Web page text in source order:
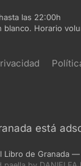
las 22:00h
Horario
está
de Granada —